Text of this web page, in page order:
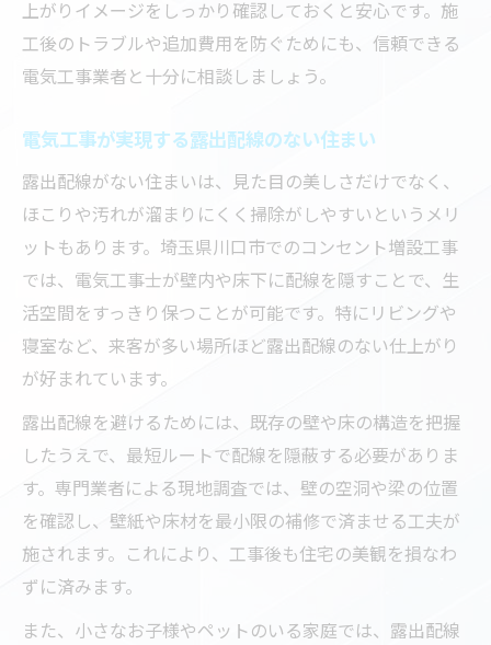
上がりイメージをしっかり確認しておくと安心です。施
工後のトラブルや追加費用を防ぐためにも、信頼できる
電気工事業者と十分に相談しましょう。
電気工事が実現する露出配線のない住まい
露出配線がない住まいは、見た目の美しさだけでなく、
ほこりや汚れが溜まりにくく掃除がしやすいというメリ
ットもあります。埼玉県川口市でのコンセント増設工事
では、電気工事士が壁内や床下に配線を隠すことで、生
活空間をすっきり保つことが可能です。特にリビングや
寝室など、来客が多い場所ほど露出配線のない仕上がり
が好まれています。
露出配線を避けるためには、既存の壁や床の構造を把握
したうえで、最短ルートで配線を隠蔽する必要がありま
す。専門業者による現地調査では、壁の空洞や梁の位置
を確認し、壁紙や床材を最小限の補修で済ませる工夫が
施されます。これにより、工事後も住宅の美観を損なわ
ずに済みます。
また、小さなお子様やペットのいる家庭では、露出配線